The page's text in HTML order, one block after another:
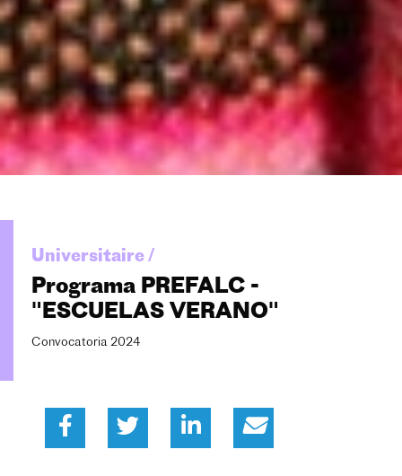
Universitaire /
Programa PREFALC -
"ESCUELAS VERANO"
Convocatoria 2024